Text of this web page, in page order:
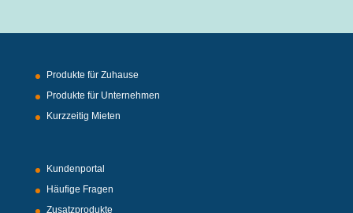
Produkte für Zuhause
Produkte für Unternehmen
Kurzzeitig Mieten
Kundenportal
Häufige Fragen
Zusatzprodukte